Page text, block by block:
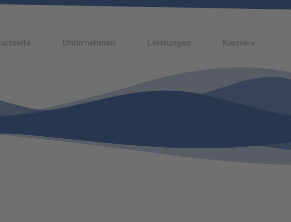
Unternehmen Leistungen Karriere